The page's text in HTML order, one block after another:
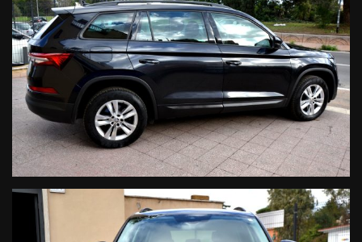
- Regolazione lombare sedile guidatore
- Cruise control adattivo
- Bracciolo anteriore con portaoggetti integrato
- Vetri privacy.
La vettura in oggetto COMPRENDE nel prezzo di vendita una
GARANZIA di 12 MESI, con chilometraggio illimitato sulle
seguenti componentistiche:
Motore
Cambio Manuale/Automatico
Turbocompressore
Circuito Elettrico
Circuito di Raffreddamento
Compressore Aria Condizionata